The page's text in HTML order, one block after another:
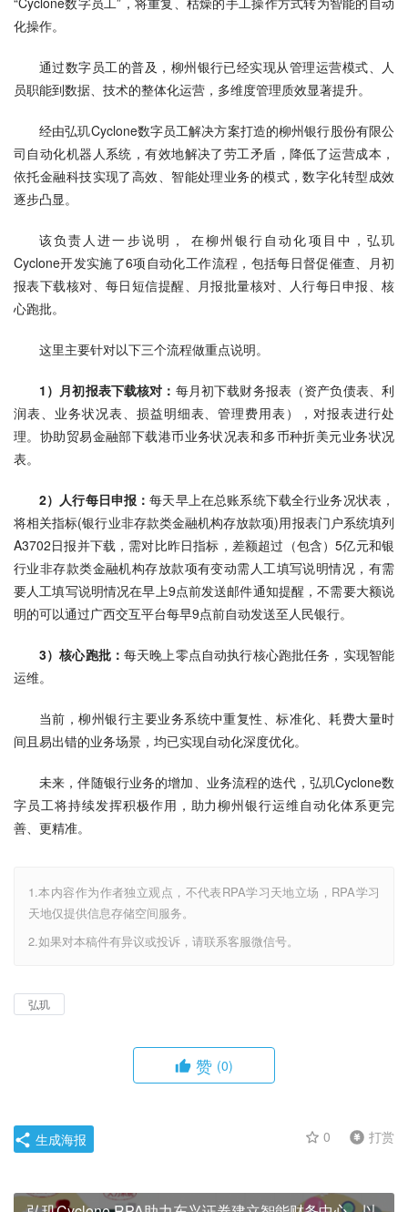
化操作。
通过数字员工的普及，柳州银行已经实现从管理运营模式、人
员职能到数据、技术的整体化运营，多维度管理质效显著提升。
经由弘玑Cyclone数字员工解决方案打造的柳州银行股份有限公
司自动化机器人系统，有效地解决了劳工矛盾，降低了运营成本，
依托金融科技实现了高效、智能处理业务的模式，数字化转型成效
逐步凸显。
该负责人进一步说明， 在柳州银行自动化项目中，弘玑
Cyclone开发实施了6项自动化工作流程，包括每日督促催查、月初
报表下载核对、每日短信提醒、月报批量核对、人行每日申报、核
心跑批。
这里主要针对以下三个流程做重点说明。
1）月初报表下载核对： 每月初下载财务报表（资产负债表、利
润表、业务状况表、损益明细表、管理费用表），对报表进行处
理。协助贸易金融部下载港币业务状况表和多币种折美元业务状况
表。
2）人行每日申报：每天早上在总账系统下载全行业务况状表，
将相关指标(银行业非存款类金融机构存放款项)用报表门户系统填列
A3702日报并下载，需对比昨日指标，差额超过（包含）5亿元和银
行业非存款类金融机构存放款项有变动需人工填写说明情况，有需
要人工填写说明情况在早上9点前发送邮件通知提醒，不需要大额说
明的可以通过广西交互平台每早9点前自动发送至人民银行。
3）核心跑批：每天晚上零点自动执行核心跑批任务，实现智能
运维。
当前，柳州银行主要业务系统中重复性、标准化、耗费大量时
间且易出错的业务场景，均已实现自动化深度优化。
未来，伴随银行业务的增加、业务流程的迭代，弘玑Cyclone数
字员工将持续发挥积极作用，助力柳州银行运维自动化体系更完
善、更精准。
1.本内容作为作者独立观点，不代表RPA学习天地立场，RPA学习
天地仅提供信息存储空间服务。
2.如果对本稿件有异议或投诉，请联系客服微信号。
弘玑
赞 (0)
0 打赏
生成海报